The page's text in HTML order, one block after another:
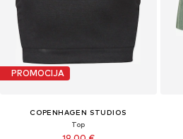
PROMOCIJA
COPENHAGEN STUDIOS
Top